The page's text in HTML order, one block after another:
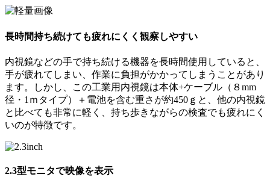
長時間持ち続けても疲れにくく観察しやすい
内視鏡などの手で持ち続ける機器を長時間使用していると、
手が疲れてしまい、作業に負担がかかってしまうことがあり
ます。しかし、この工業用内視鏡は本体+ケーブル（８mm
径・1ｍタイプ）＋電池を含む重さが約450ｇと、他の内視鏡
と比べても非常に軽く、持ち歩きながらの検査でも疲れにく
いのが特徴です。
2.3型モニタで映像を表示